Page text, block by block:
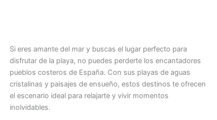
Si eres amante del mar y buscas el lugar perfecto para
disfrutar de la playa, no puedes perderte los encantadores
pueblos costeros de España. Con sus playas de aguas
cristalinas y paisajes de ensueño, estos destinos te ofrecen
el escenario ideal para relajarte y vivir momentos
inolvidables.